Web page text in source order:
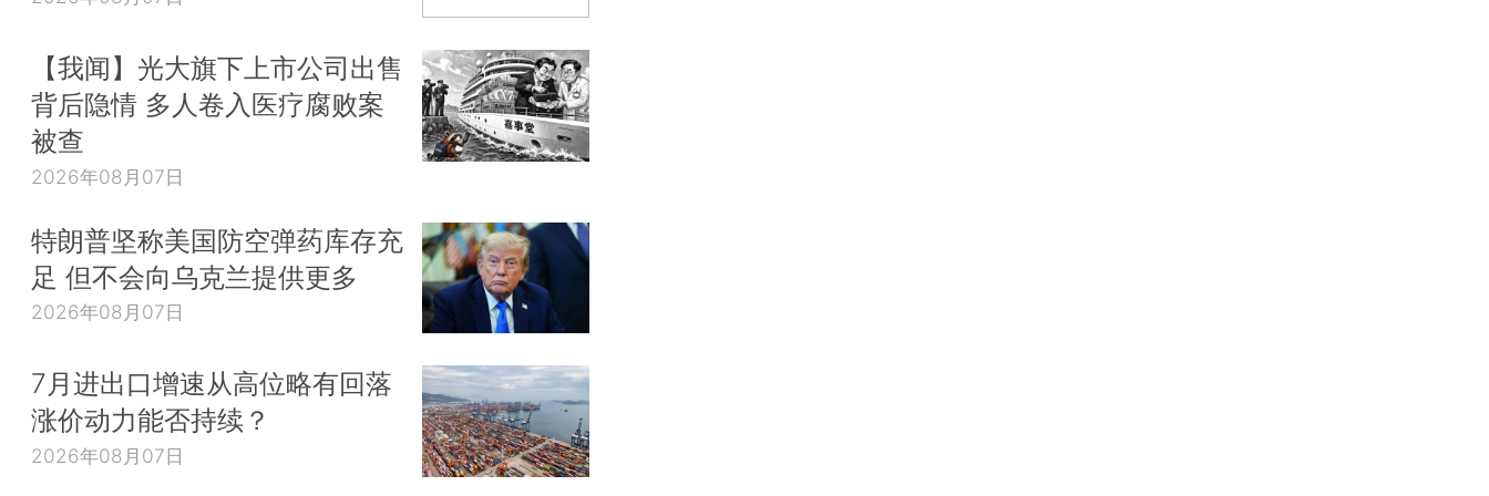
【我闻】光大旗下上市公司出售
背后隐情 多人卷入医疗腐败案
被查
2026年08月07日
特朗普坚称美国防空弹药库存充
足 但不会向乌克兰提供更多
2026年08月07日
7月进出口增速从高位略有回落
涨价动力能否持续？
2026年08月07日